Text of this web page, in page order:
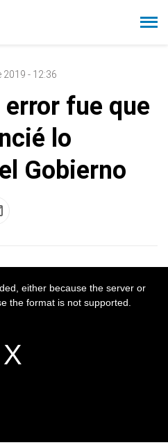
2019 - 12:36
fue que
lo
Gobierno
either because the server or
the format is not supported.